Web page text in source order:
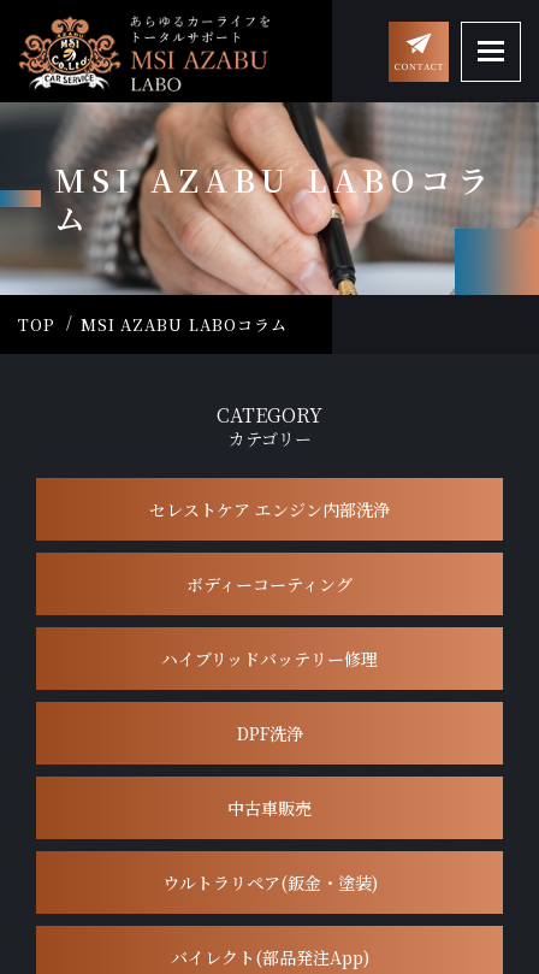
MSI AZABU LABOコラ
ム
TOP MSI AZABU LABOコラム
CATEGORY
カテゴリー
セレストケア エンジン内部洗浄
ボディーコーティング
ハイブリッドバッテリー修理
DPF洗浄
中古車販売
ウルトラリペア(鈑金・塗装)
バイレクト(部品発注App)